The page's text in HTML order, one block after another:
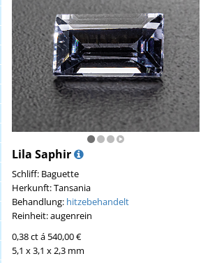
Lila Saphir
Schliff: Baguette
Herkunft: Tansania
Behandlung: hitzebehandelt
Reinheit: augenrein
0,38 ct á 540,00 €
5,1 x 3,1 x 2,3 mm